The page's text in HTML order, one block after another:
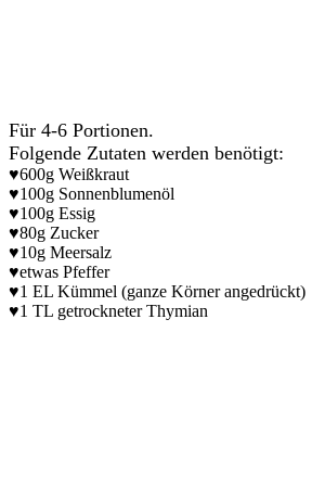
Für 4-6 Portionen.
Folgende Zutaten werden benötigt:
♥600g Weißkraut
♥100g Sonnenblumenöl
♥100g Essig
♥80g Zucker
♥10g Meersalz
♥etwas Pfeffer
♥1 EL Kümmel (ganze Körner angedrückt)
♥1 TL getrockneter Thymian